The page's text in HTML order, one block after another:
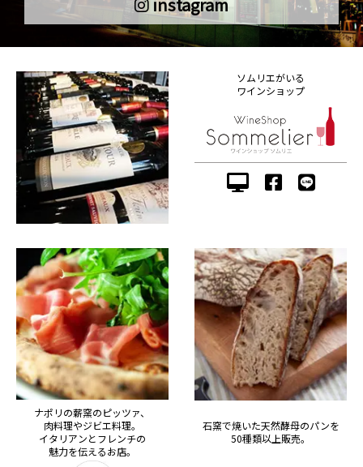
instagram
ソムリエがいる
ワインショップ
ナポリの薪窯のピッツァ、
肉料理やジビエ料理。
イタリアンとフレンチの
魅力を伝えるお店。
石窯で焼いた天然酵母のパンを
50種類以上販売。